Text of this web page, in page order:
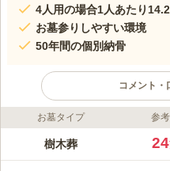
4人用の場合1人あたり
お墓参りしやすい環境
50年間の個別納骨
コメント・
ライフドット編集部のコメント
2023年9月20日にオープ
お墓タイプ 参
樹木葬 24